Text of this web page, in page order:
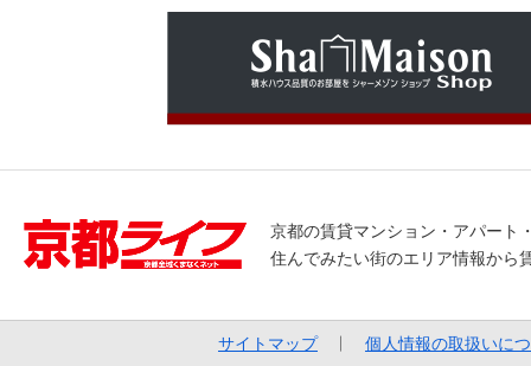
京都の賃貸マンション・アパート
住んでみたい街のエリア情報から
サイトマップ 個人情報の取扱いに